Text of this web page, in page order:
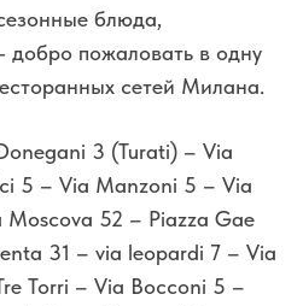
блюда,
пожаловать в одну
сетей Милана.
3 (Turati) – Via
5 – Via Manzoni 5 – Via
52 – Piazza Gae
31 – via leopardi 7 – Via
Torri – Via Bocconi 5 –